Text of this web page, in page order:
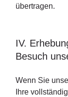
übertragen.
IV.
Besuch
Wenn Sie
Ihre